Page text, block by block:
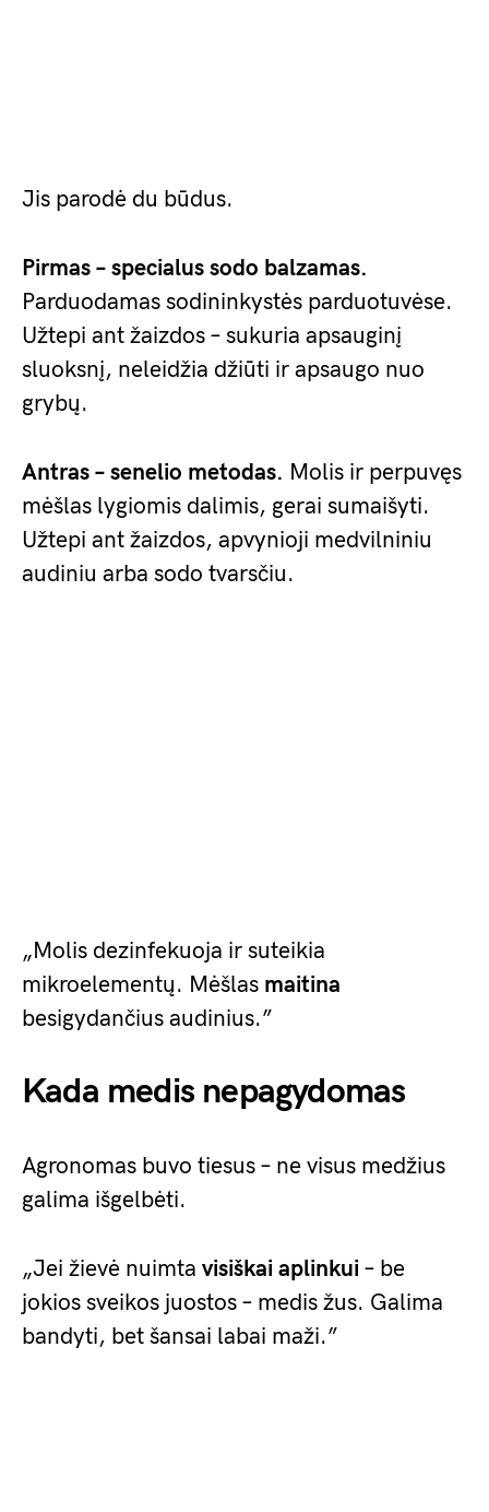
Jis parodė du būdus.
Pirmas – specialus sodo balzamas.
Parduodamas sodininkystės parduotuvėse.
Užtepi ant žaizdos – sukuria apsauginį
sluoksnį, neleidžia džiūti ir apsaugo nuo
grybų.
Antras – senelio metodas. Molis ir perpuvęs
mėšlas lygiomis dalimis, gerai sumaišyti.
Užtepi ant žaizdos, apvynioji medvilniniu
audiniu arba sodo tvarsčiu.
„Molis dezinfekuoja ir suteikia
mikroelementų. Mėšlas maitina
besigydančius audinius.”
Kada medis nepagydomas
Agronomas buvo tiesus – ne visus medžius
galima išgelbėti.
„Jei žievė nuimta visiškai aplinkui – be
jokios sveikos juostos – medis žus. Galima
bandyti, bet šansai labai maži.”